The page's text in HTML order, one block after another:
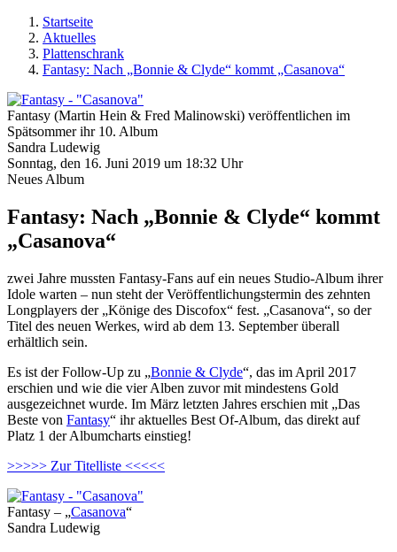
Startseite
Aktuelles
Plattenschrank
Fantasy: Nach „Bonnie & Clyde“ kommt „Casanova“
Fantasy (Martin Hein & Fred Malinowski) veröffentlichen im
Spätsommer ihr 10. Album
Sandra Ludewig
Sonntag, den 16. Juni 2019 um 18:32 Uhr
Neues Album
Fantasy: Nach „Bonnie & Clyde“ kommt
„Casanova“
zwei Jahre mussten Fantasy-Fans auf ein neues Studio-Album ihrer
Idole warten – nun steht der Veröffentlichungstermin des zehnten
Longplayers der „Könige des Discofox“ fest. „Casanova“, so der
Titel des neuen Werkes, wird ab dem 13. September überall
erhältlich sein.
Es ist der Follow-Up zu „Bonnie & Clyde“, das im April 2017
erschien und wie die vier Alben zuvor mit mindestens Gold
ausgezeichnet wurde. Im März letzten Jahres erschien mit „Das
Beste von Fantasy“ ihr aktuelles Best Of-Album, das direkt auf
Platz 1 der Albumcharts einstieg!
>>>>> Zur Titelliste <<<<<
Fantasy – „Casanova“
Sandra Ludewig